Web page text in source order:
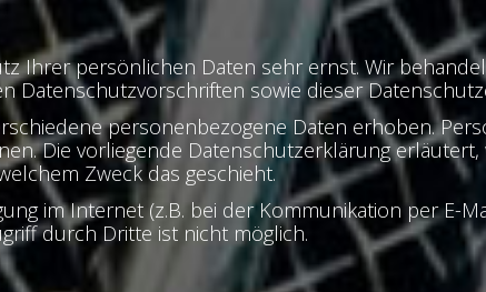
Ihrer persönlichen Daten sehr ernst. Wir
Datenschutzvorschriften sowie dieser
personenbezogene Daten erhoben.
Die vorliegende Datenschutzerklärung
Zweck das geschieht.
im Internet (z.B. bei der Kommunikation per E-
durch Dritte ist nicht möglich.